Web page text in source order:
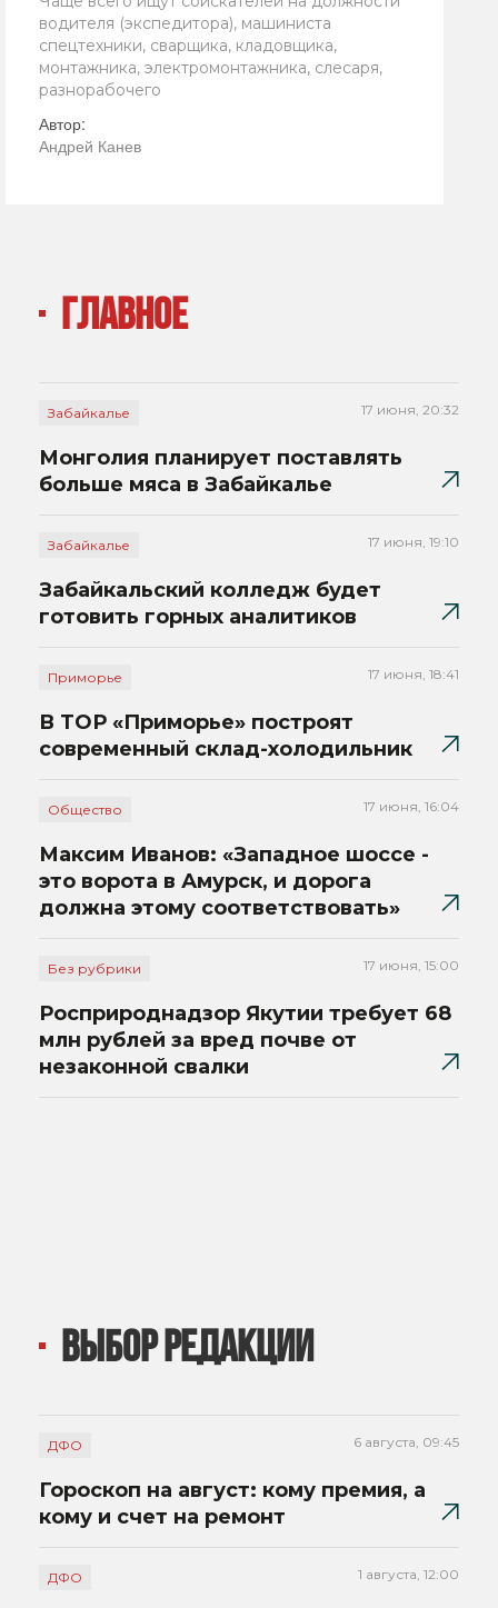
водителя (экспедитора), машиниста
спецтехники, сварщика, кладовщика,
монтажника, электромонтажника, слесаря,
разнорабочего
Автор:
Андрей Канев
ГЛАВНОЕ
Забайкалье 17 июня, 20:32
Монголия планирует поставлять
больше мяса в Забайкалье
Забайкалье 17 июня, 19:10
Забайкальский колледж будет
готовить горных аналитиков
Приморье 17 июня, 18:41
В ТОР «Приморье» построят
современный склад-холодильник
Общество 17 июня, 16:04
Максим Иванов: «Западное шоссе -
это ворота в Амурск, и дорога
должна этому соответствовать»
Без рубрики 17 июня, 15:00
Росприроднадзор Якутии требует 68
млн рублей за вред почве от
незаконной свалки
ВЫБОР РЕДАКЦИИ
ДФО 6 августа, 09:45
Гороскоп на август: кому премия, а
кому и счет на ремонт
ДФО 1 августа, 12:00